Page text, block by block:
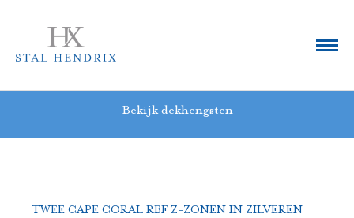
Bekijk dekhengsten
TWEE CAPE CORAL RBF Z-ZONEN IN ZILVEREN